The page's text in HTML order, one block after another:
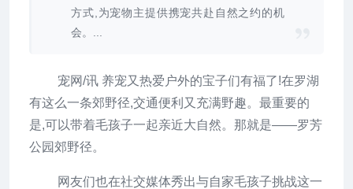
方式,为宠物主提供携宠共赴自然之约的机
会。...
宠网/讯 养宠又热爱户外的宝子们有福了!在罗湖
有这么一条郊野径,交通便利又充满野趣。最重要的
是,可以带着毛孩子一起亲近大自然。那就是——罗芳
公园郊野径。
网友们也在社交媒体秀出与自家毛孩子挑战这一